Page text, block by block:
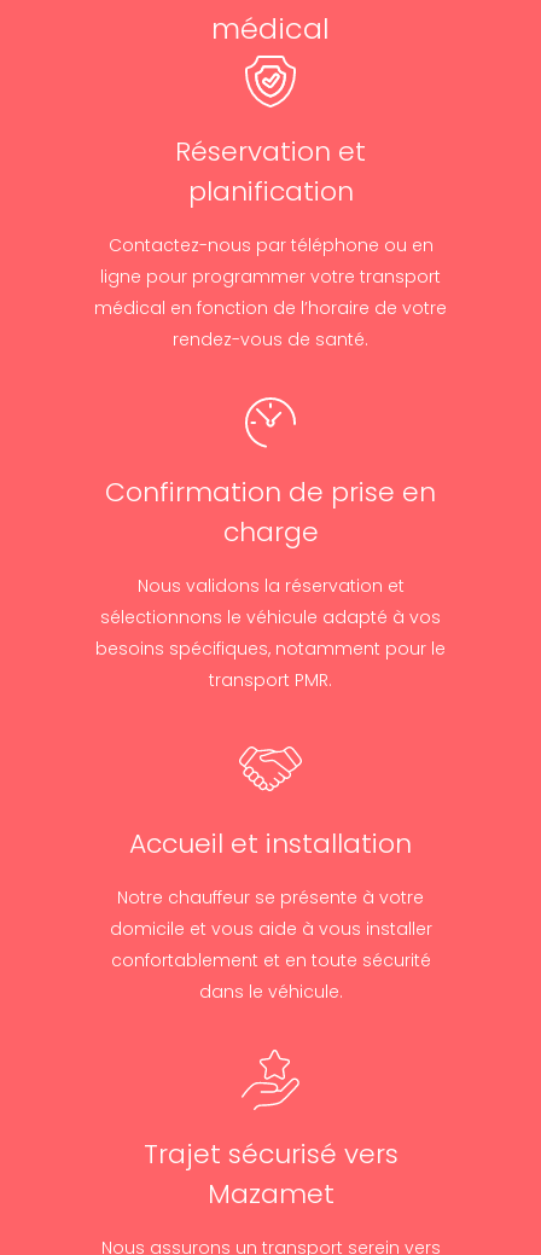
médical
Réservation et
planification
Contactez-nous par téléphone ou en
ligne pour programmer votre transport
médical en fonction de l’horaire de votre
rendez-vous de santé.
Confirmation de prise en
charge
Nous validons la réservation et
sélectionnons le véhicule adapté à vos
besoins spécifiques, notamment pour le
transport PMR.
Accueil et installation
Notre chauffeur se présente à votre
domicile et vous aide à vous installer
confortablement et en toute sécurité
dans le véhicule.
Trajet sécurisé vers
Mazamet
Nous assurons un transport serein vers